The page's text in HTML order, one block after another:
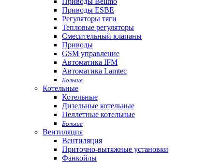
Приводы ESBE
Регуляторы тяги
Тепловые регуляторы
Cмесительный клапаны
Приводы
GSM управление
Автоматика IFM
Автоматика Lamtec
Больше
Котельные
Котельные
Дизельные котельные
Пеллетные котельные
Больше
Вентиляция
Вентиляция
Приточно-вытяжные установки
Фанкойлы